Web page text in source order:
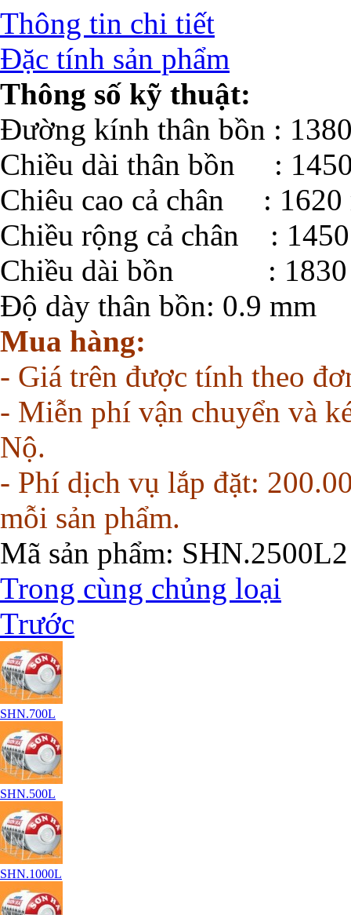
Thông tin chi tiết
Đặc tính sản phẩm
Thông số kỹ thuật:
Đường kính thân bồn :
Chiều dài thân bồn :
Chiêu cao cả chân : 1620
Chiều rộng cả chân :
Chiều dài bồn : 1830
Độ dày thân bồn: 0.9 mm
Mua hàng:
- Giá trên được tính theo
- Miễn phí vận chuyển và
Nộ.
- Phí dịch vụ lắp đặt:
mỗi sản phẩm.
Mã sản phẩm: SHN.2500L2
Trong cùng chủng loại
Trước
SHN.700L
SHN.500L
SHN.1000L